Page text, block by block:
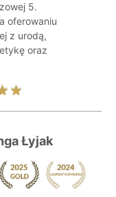
5.
oferowaniu
z urodą,
oraz
Łyjak